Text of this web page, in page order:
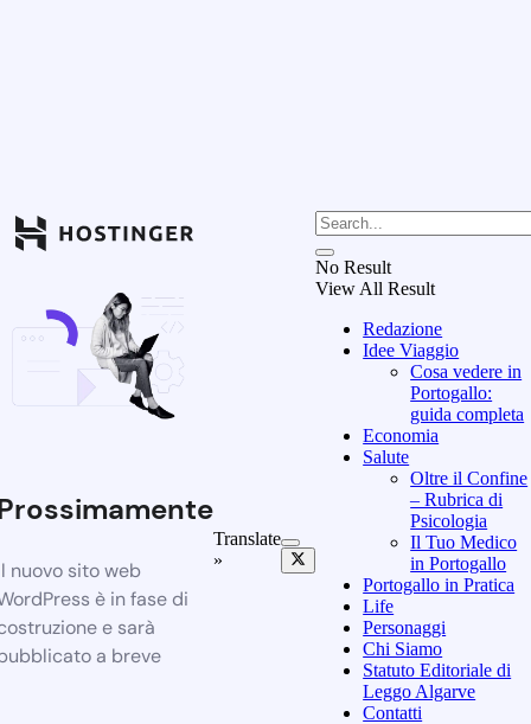
nuovo sito web
è in fase di
e sarà
a breve
Translate
»
No Result
View All Result
Redazione
Idee Viaggio
Cosa vedere in
Portogallo:
guida completa
Economia
Salute
Oltre il Confine
– Rubrica di
Psicologia
Il Tuo Medico
in Portogallo
Portogallo in Pratica
Life
Personaggi
Chi Siamo
Statuto Editoriale di
Leggo Algarve
Contatti